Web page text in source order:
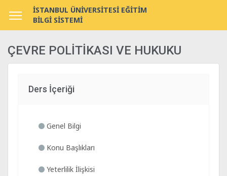
İSTANBUL ÜNİVERSİTESİ EĞİTİM
BİLGİ SİSTEMİ
ÇEVRE POLİTİKASI VE HUKUKU
Ders İçeriği
Genel Bilgi
Konu Başlıkları
Yeterlilik İlişkisi